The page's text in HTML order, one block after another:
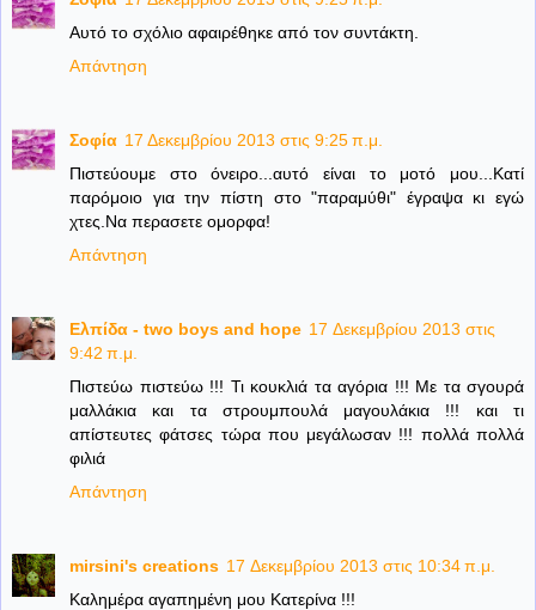
Αυτό το σχόλιο αφαιρέθηκε από τον συντάκτη.
Απάντηση
Σοφία 17 Δεκεμβρίου 2013 στις 9:25 π.μ.
Πιστεύουμε στο όνειρο...αυτό είναι το μοτό μου...Κατί
παρόμοιο για την πίστη στο "παραμύθι" έγραψα κι εγώ
χτες.Να περασετε ομορφα!
Απάντηση
Ελπίδα - two boys and hope 17 Δεκεμβρίου 2013 στις
9:42 π.μ.
Πιστεύω πιστεύω !!! Τι κουκλιά τα αγόρια !!! Με τα σγουρά
μαλλάκια και τα στρουμπουλά μαγουλάκια !!! και τι
απίστευτες φάτσες τώρα που μεγάλωσαν !!! πολλά πολλά
φιλιά
Απάντηση
mirsini's creations 17 Δεκεμβρίου 2013 στις 10:34 π.μ.
Καλημέρα αγαπημένη μου Κατερίνα !!!